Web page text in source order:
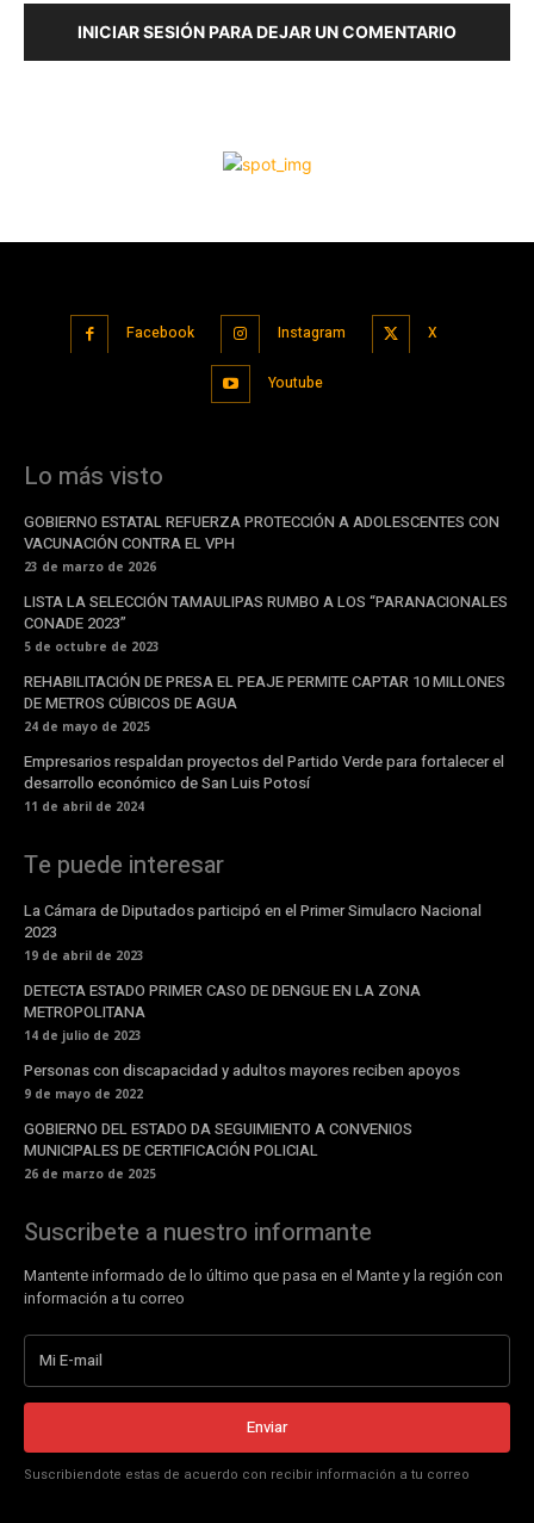
Facebook Instagram X
Youtube
Lo más visto
GOBIERNO ESTATAL REFUERZA PROTECCIÓN A ADOLESCENTES CON
VACUNACIÓN CONTRA EL VPH
23 de marzo de 2026
LISTA LA SELECCIÓN TAMAULIPAS RUMBO A LOS “PARANACIONALES
CONADE 2023”
5 de octubre de 2023
REHABILITACIÓN DE PRESA EL PEAJE PERMITE CAPTAR 10 MILLONES
DE METROS CÚBICOS DE AGUA
24 de mayo de 2025
Empresarios respaldan proyectos del Partido Verde para fortalecer el
desarrollo económico de San Luis Potosí
11 de abril de 2024
Te puede interesar
La Cámara de Diputados participó en el Primer Simulacro Nacional
2023
19 de abril de 2023
DETECTA ESTADO PRIMER CASO DE DENGUE EN LA ZONA
METROPOLITANA
14 de julio de 2023
Personas con discapacidad y adultos mayores reciben apoyos
9 de mayo de 2022
GOBIERNO DEL ESTADO DA SEGUIMIENTO A CONVENIOS
MUNICIPALES DE CERTIFICACIÓN POLICIAL
26 de marzo de 2025
Suscribete a nuestro informante
Mantente informado de lo último que pasa en el Mante y la región con
información a tu correo
Enviar
Suscribiendote estas de acuerdo con recibir información a tu correo